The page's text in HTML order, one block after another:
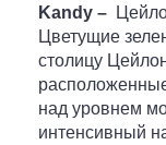
Kandy –
Цветущие
столицу
над уровнем
интенсивный